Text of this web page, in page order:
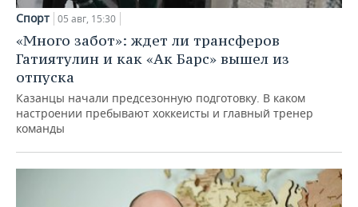
Спорт 05 авг, 15:30
«Много забот»: ждет ли трансферов
Гатиятулин и как «Ак Барс» вышел из
отпуска
Казанцы начали предсезонную подготовку. В каком
настроении пребывают хоккеисты и главный тренер
команды